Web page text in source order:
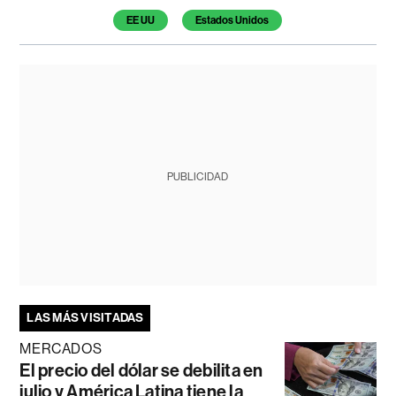
EE UU Estados Unidos
PUBLICIDAD
LAS MÁS VISITADAS
MERCADOS
El precio del dólar se debilita en
julio y América Latina tiene la